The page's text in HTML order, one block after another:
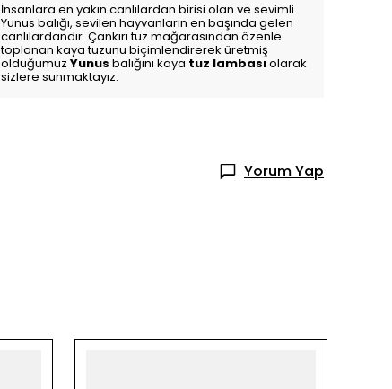
İnsanlara en yakın canlılardan birisi olan ve sevimli
Yunus balığı, sevilen hayvanların en başında gelen
canlılardandır. Çankırı tuz mağarasından özenle
toplanan kaya tuzunu biçimlendirerek üretmiş
olduğumuz Yunus balığını kaya tuz lambasıolarak
sizlere sunmaktayız.
Yorum Yap